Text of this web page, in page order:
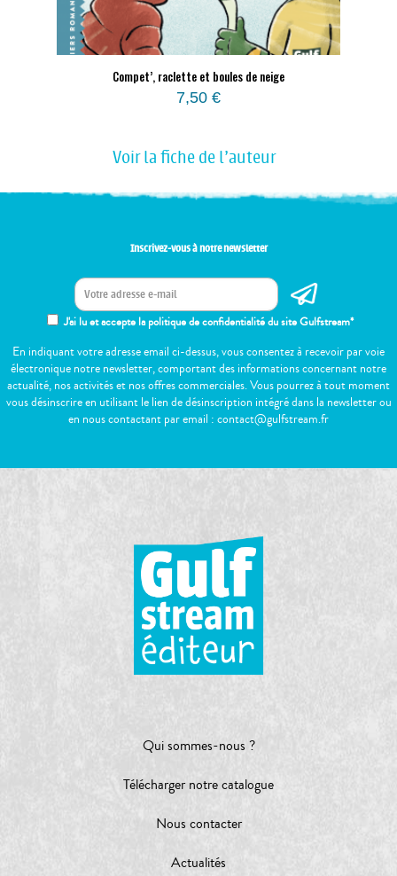
Compet’, raclette et boules de neige
7,50 €
Voir la fiche de l'auteur
Inscrivez-vous à notre newsletter
J'ai lu et accepte la politique de confidentialité du site Gulfstream*
En indiquant votre adresse email ci-dessus, vous consentez à recevoir par voie
électronique notre newsletter, comportant des informations concernant notre
actualité, nos activités et nos offres commerciales. Vous pourrez à tout moment
vous désinscrire en utilisant le lien de désinscription intégré dans la newsletter ou
en nous contactant par email : contact@gulfstream.fr
Qui sommes-nous ?
Télécharger notre catalogue
Nous contacter
Actualités